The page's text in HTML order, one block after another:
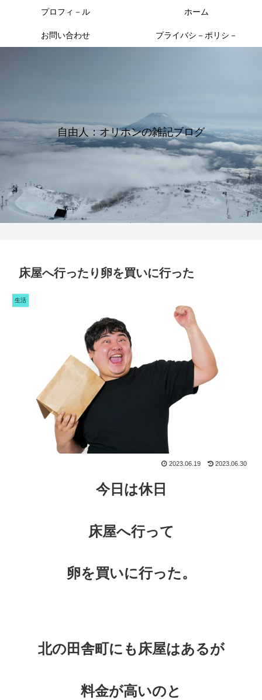
自由人：オリホンの雑記ブログ
プロフィ－ル ホーム
お問い合わせ プライバシ－ポリシ－
床屋へ行ったり卵を買いに行った
生活
2023.06.19 2023.06.30
今日は休日
床屋へ行って
卵を買いに行った。
北の田舎町にも床屋はあるが
料金が高いのと